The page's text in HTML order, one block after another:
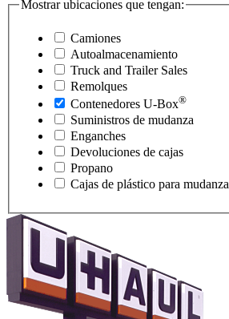
Mostrar ubicaciones que tengan:
Camiones
Autoalmacenamiento
Truck and Trailer Sales
Remolques
Contenedores U-Box®
Suministros de mudanza
Enganches
Devoluciones de cajas
Propano
Cajas de plástico para mudanza